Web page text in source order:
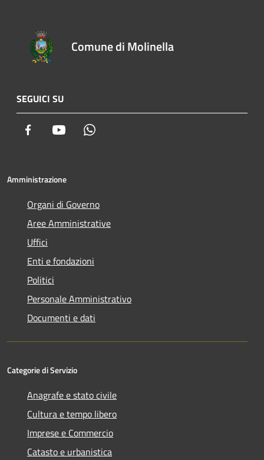
Comune di Molinella
SEGUICI SU
Facebook Youtube
Amministrazione
Organi di Governo
Aree Amministrative
Uffici
Enti e fondazioni
Politici
Personale Amministrativo
Documenti e dati
Categorie di Servizio
Anagrafe e stato civile
Cultura e tempo libero
Imprese e Commercio
Catasto e urbanistica